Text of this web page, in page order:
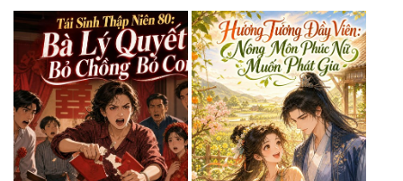
Xuyên Sách
Xuyên Thư
Điền Văn
Đô Thị
Đông Phương